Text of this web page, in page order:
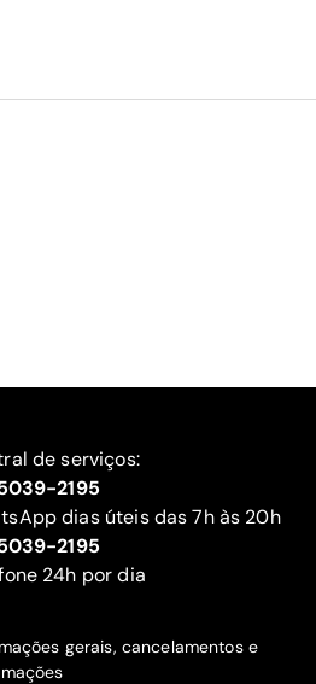
de serviços:
2195
dias úteis das 7h às 20h
2195
24h por dia
gerais, cancelamentos e